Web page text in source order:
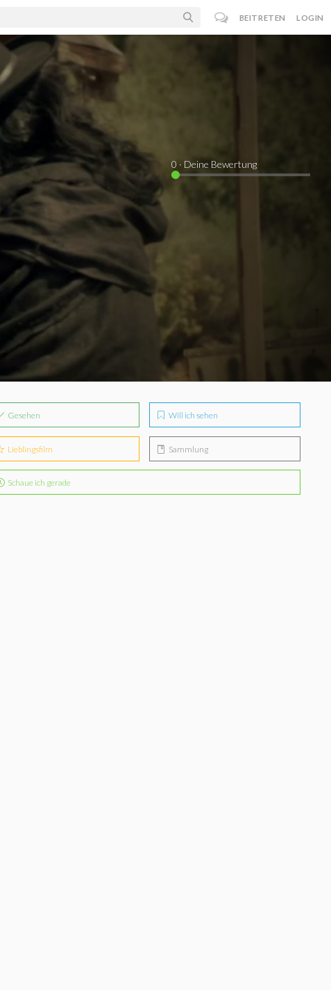
BEITRETEN LOGIN
0 · Deine Bewertung
Gesehen Will ich sehen
Lieblingsfilm Sammlung
Schaue ich gerade